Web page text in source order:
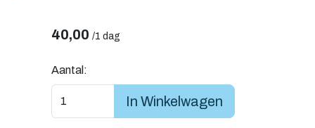
40,00 /1 dag
Aantal:
In Winkelwagen